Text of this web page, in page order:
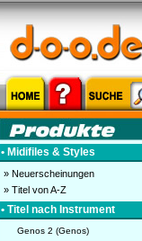
• Midifiles & Styles
» Neuerscheinungen
» Titel von A-Z
• Titel nach Instrument
Genos 2 (Genos)